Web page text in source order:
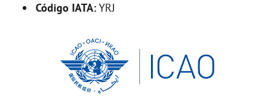
Código IATA:YRJ